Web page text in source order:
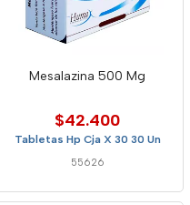
Mesalazina 500 Mg
$42.400
Tabletas Hp Cja X 30 30 Un
55626